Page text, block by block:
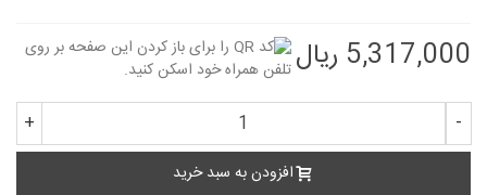
5,317,000 ریال
-
+
افزودن به سبد خرید